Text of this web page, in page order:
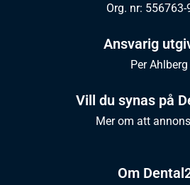
Om
Org. nr: 556763-
Ansvarig
Per Ahlberg
Vill du synas på
Mer om att